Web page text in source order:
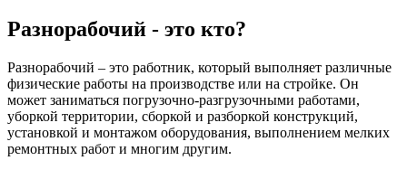
Разнорабочий - это кто?
Разнорабочий – это работник, который выполняет различные
физические работы на производстве или на стройке. Он
может заниматься погрузочно-разгрузочными работами,
уборкой территории, сборкой и разборкой конструкций,
установкой и монтажом оборудования, выполнением мелких
ремонтных работ и многим другим.